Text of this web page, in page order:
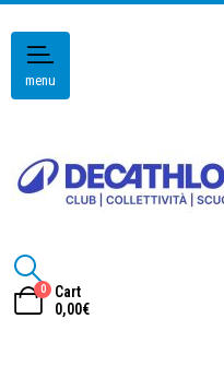
menu
0
Cart
0,00€